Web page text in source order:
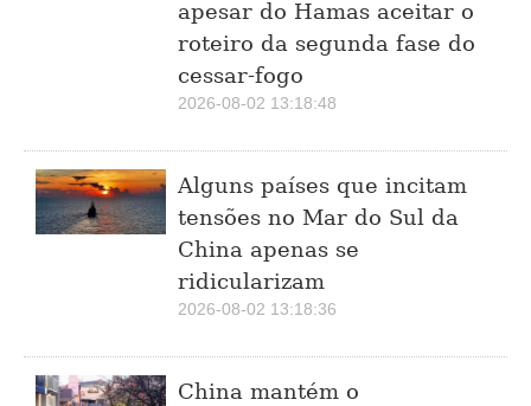
apesar do Hamas aceitar o
roteiro da segunda fase do
cessar-fogo
2026-08-02 13:18:48
Alguns países que incitam
tensões no Mar do Sul da
China apenas se
ridicularizam
2026-08-02 13:18:36
China mantém o